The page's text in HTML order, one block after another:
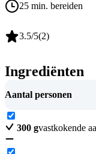
25 min. bereiden
3.5/5(2)
Ingrediënten
Aantal personen
300 gvastkokende